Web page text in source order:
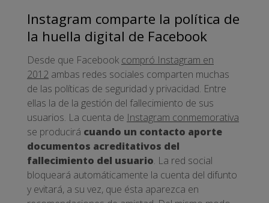
Instagram comparte la política de
la huella digital de Facebook
Desde que Facebook compró Instagram en
2012 ambas redes sociales comparten muchas
de las políticas de seguridad y privacidad. Entre
ellas la de la gestión del fallecimiento de sus
usuarios. La cuenta de Instagram conmemorativa
se producirá cuando un contacto aporte
documentos acreditativos del
fallecimiento del usuario. La red social
bloqueará automáticamente la cuenta del difunto
y evitará, a su vez, que ésta aparezca en